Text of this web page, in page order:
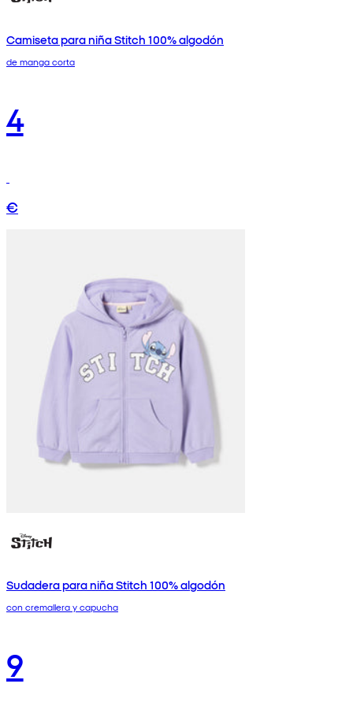
Camiseta para niña Stitch 100% algodón
de manga corta
4
€
Sudadera para niña Stitch 100% algodón
con cremallera y capucha
9